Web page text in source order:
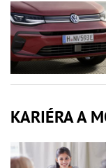
KARIÉRA A